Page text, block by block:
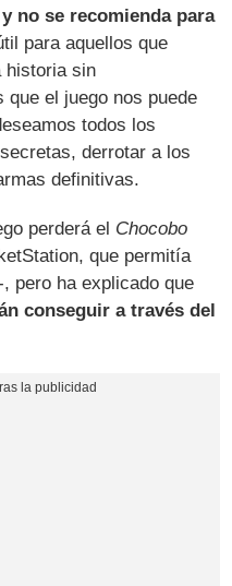
no se recomienda para
para aquellos que
historia sin
el juego nos puede
todos los
derrotar a los
definitivas.
perderá el Chocobo
que permitía
, pero ha explicado que
conseguir a través del